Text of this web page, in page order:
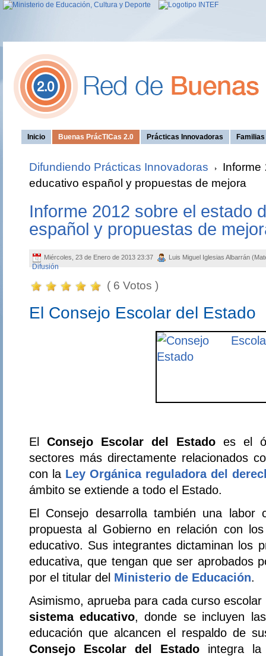
Inicio Buenas PrácTICas 2.0 Prácticas Innovadoras
Difundiendo Prácticas Innovadoras
Informe
educativo español y propuestas de mejora
Informe 2012 sobre el estado
español y propuestas de
Miércoles, 23 de Enero de 2013 23:37 Luis Miguel Iglesias Albarrán
Difusión
( 6 Votos )
El Consejo Escolar del Estado
El Consejo Escolar del Estadoes el
sectores más directamente relacionados
con la Ley Orgánica reguladora del
ámbito se extiende a todo el Estado.
El Consejo desarrolla también una labor
propuesta al Gobierno en relación con
educativo. Sus integrantes dictaminan los
educativa, que tengan que ser aprobados
por el titular del Ministerio de Educación
Asimismo, aprueba para cada curso
sistema educativo , donde se incluyen
educación que alcancen el respaldo de
Consejo Escolar del Estadointegra la